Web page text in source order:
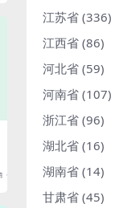
1.98
江苏省 (336)
江西省 (86)
河北省 (59)
河南省 (107)
浙江省 (96)
湖北省 (16)
湖南省 (14)
甘肃省 (45)